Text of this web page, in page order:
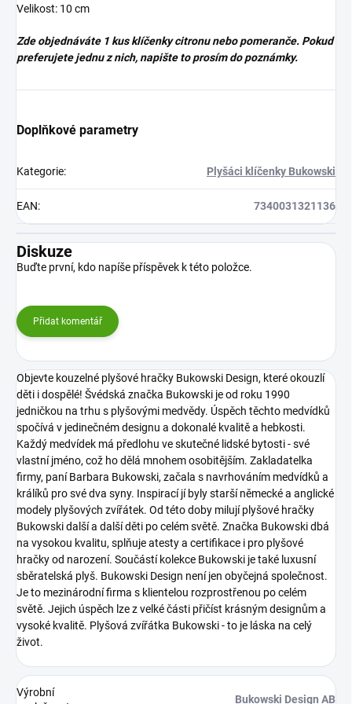
Velikost: 10 cm
Zde objednáváte 1 kus klíčenky citronu nebo pomeranče. Pokud
preferujete jednu z nich, napište to prosím do poznámky.
Doplňkové parametry
Kategorie: Plyšáci klíčenky Bukowski
EAN: 7340031321136
Diskuze
Buďte první, kdo napíše příspěvek k této položce.
Přidat komentář
Objevte kouzelné plyšové hračky Bukowski Design, které okouzlí
děti i dospělé! Švédská značka Bukowski je od roku 1990
jedničkou na trhu s plyšovými medvědy. Úspěch těchto medvídků
spočívá v jedinečném designu a dokonalé kvalitě a hebkosti.
Každý medvídek má předlohu ve skutečné lidské bytosti - své
vlastní jméno, což ho dělá mnohem osobitějším. Zakladatelka
firmy, paní Barbara Bukowski, začala s navrhováním medvídků a
králíků pro své dva syny. Inspirací jí byly starší německé a anglické
modely plyšových zvířátek. Od této doby milují plyšové hračky
Bukowski další a další děti po celém světě. Značka Bukowski dbá
na vysokou kvalitu, splňuje atesty a certifikace i pro plyšové
hračky od narození. Součástí kolekce Bukowski je také luxusní
sběratelská plyš. Bukowski Design není jen obyčejná společnost.
Je to mezinárodní firma s klientelou rozprostřenou po celém
světě. Jejich úspěch lze z velké části přičíst krásným designům a
vysoké kvalitě. Plyšová zvířátka Bukowski - to je láska na celý
život.
Výrobní
Bukowski Design AB